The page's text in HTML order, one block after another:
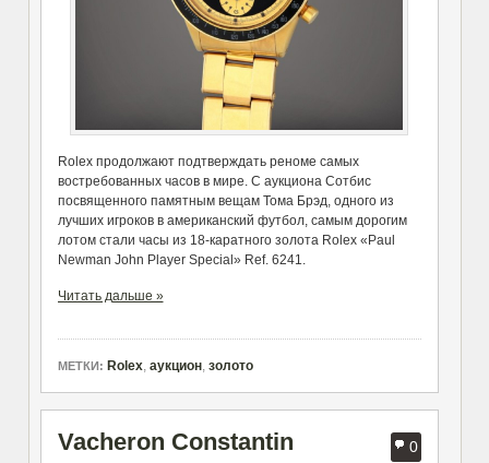
Rolex продолжают подтверждать реноме самых
востребованных часов в мире. С аукциона Сотбис
посвященного памятным вещам Тома Брэд, одного из
лучших игроков в американский футбол, самым дорогим
лотом стали часы из 18-каратного золота Rolex «Paul
Newman John Player Special» Ref. 6241.
Читать дальше »
МЕТКИ: Rolex, аукцион, золото
0
Vacheron Constantin